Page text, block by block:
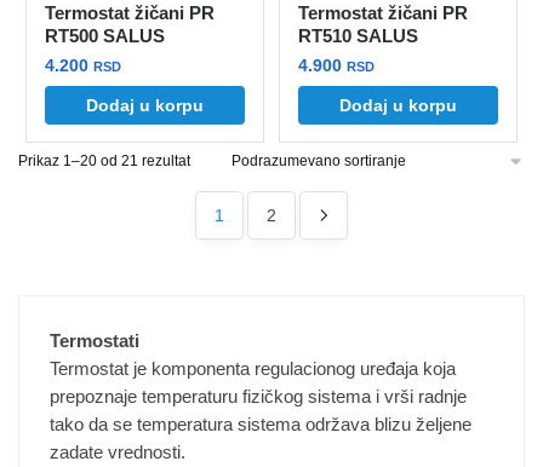
Termostat žičani PR
RT500 SALUS
4.200RSD
Dodaj u korpu
Termostat žičani PR
RT510 SALUS
4.900RSD
Dodaj u korpu
Prikaz 1–20 od 21 rezultat
1 2
Termostati
Termostat je komponenta regulacionog uređaja koja
prepoznaje temperaturu fizičkog sistema i vrši radnje
tako da se temperatura sistema održava blizu željene
zadate vrednosti.